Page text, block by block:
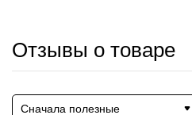
Отзывы о товаре
Сначала полезные